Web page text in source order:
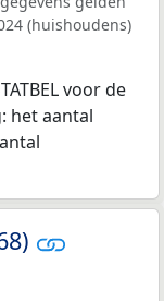
(huishoudens)
voor de
het aantal